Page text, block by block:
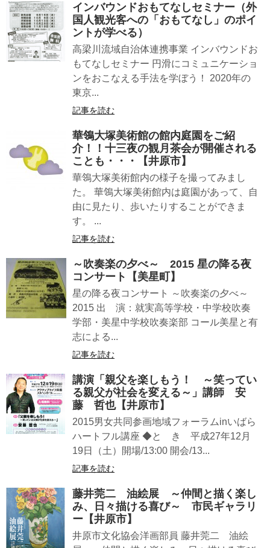
インバウンドおもてなしセミナー（外
国人観光客への「おもてなし」のポイ
ントが学べる）
高梁川流域自治体連携事業 インバウンドお
もてなしセミナー 円滑にコミュニケーショ
ンをおこなえる手法を学ぼう！ 2020年の
東京...
記事を読む
華鴒大塚美術館の館内庭園をご紹
介！！十三夜の観月茶会が開催される
ことも・・・【井原市】
華鴒大塚美術館内の様子を撮ってみまし
た。 華鴒大塚美術館内は庭園があって、自
由に見たり、歩いたりすることができま
す。 ...
記事を読む
～吹奏楽の夕べ～ 2015 星の降る夜
コンサート【美星町】
星の降る夜コンサート ～吹奏楽の夕べ～
2015 出 演：就実高等学校・中学校吹奏
学部・美星中学校吹奏楽部 コール美星と有
志による...
記事を読む
講演「親父を楽しもう！ ～笑ってい
る親父が社会を変える～」講師 安
藤 哲也【井原市】
2015男女共同参画地域フォーラムinいばら
ハートフル講座 ◆と き 平成27年12月
19日（土）開場/13:00 開会/13...
記事を読む
藤井莞二 油絵展 ～仲間と描く楽し
み、日々描ける喜び～ 市民ギャラリ
ー【井原市】
井原市文化協会洋画部員 藤井莞二 油絵